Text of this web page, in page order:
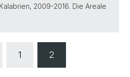
2009-2016. Die Areale
1 2